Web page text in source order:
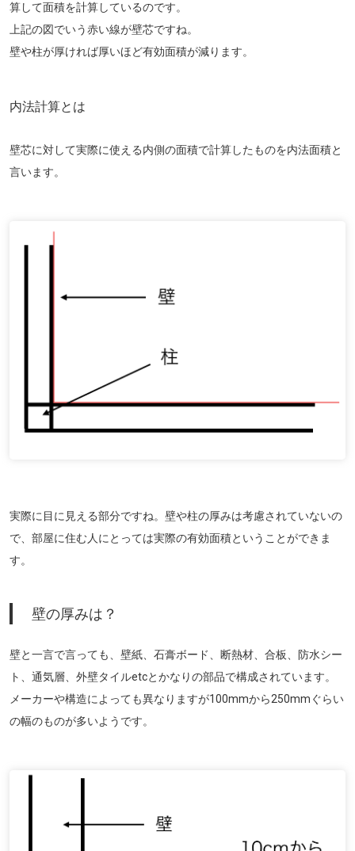
算して面積を計算しているのです。
上記の図でいう赤い線が壁芯ですね。
壁や柱が厚ければ厚いほど有効面積が減ります。
内法計算とは
壁芯に対して実際に使える内側の面積で計算したものを内法面積と
言います。
実際に目に見える部分ですね。壁や柱の厚みは考慮されていないの
で、部屋に住む人にとっては実際の有効面積ということができま
す。
壁の厚みは？
壁と一言で言っても、壁紙、石膏ボード、断熱材、合板、防水シー
ト、通気層、外壁タイルetcとかなりの部品で構成されています。
メーカーや構造によっても異なりますが100mmから250mmぐらい
の幅のものが多いようです。